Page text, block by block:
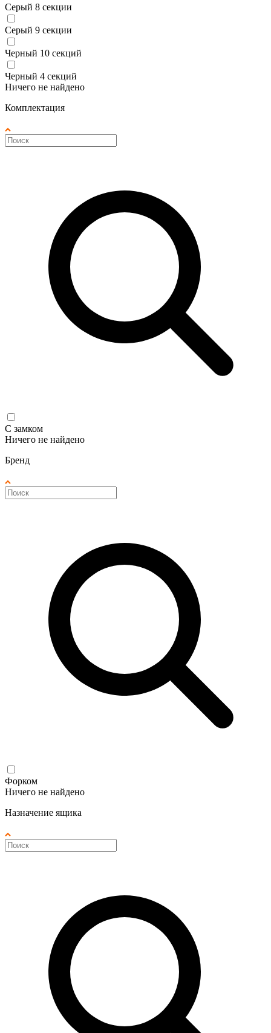
Серый 8 секции
Серый 9 секции
Черный 10 секций
Черный 4 секций
Ничего не найдено
Комплектация
С замком
Ничего не найдено
Бренд
Форком
Ничего не найдено
Назначение ящика